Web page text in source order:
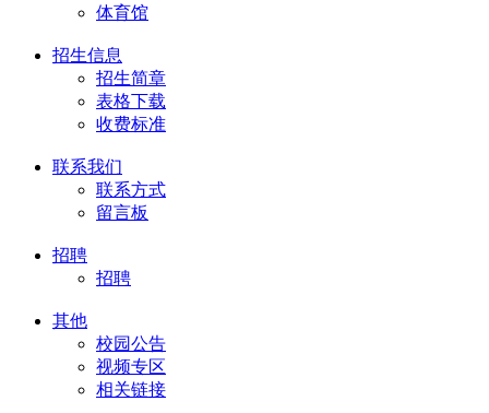
体育馆
招生信息
招生简章
表格下载
收费标准
联系我们
联系方式
留言板
招聘
招聘
其他
校园公告
视频专区
相关链接